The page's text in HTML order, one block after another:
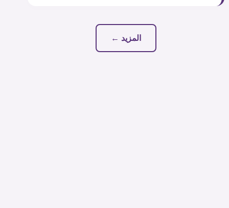
المزيد ←